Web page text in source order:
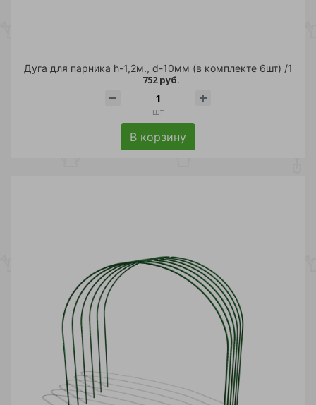
Дуга для парника h-1,2м., d-10мм (в комплекте 6шт) /1
752 руб.
шт
В корзину